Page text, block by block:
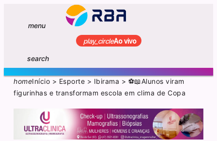
menu
play_circleAo vivo
search
homeInício > Esporte > Ibirama > ⚽📖Alunos viram
figurinhas e transformam escola em clima de Copa